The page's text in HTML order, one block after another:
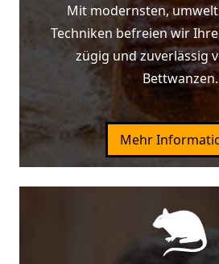
Mit modernsten,
Techniken befreien wir
zügig und zuverlässig
Bettwanzen.
Mehr